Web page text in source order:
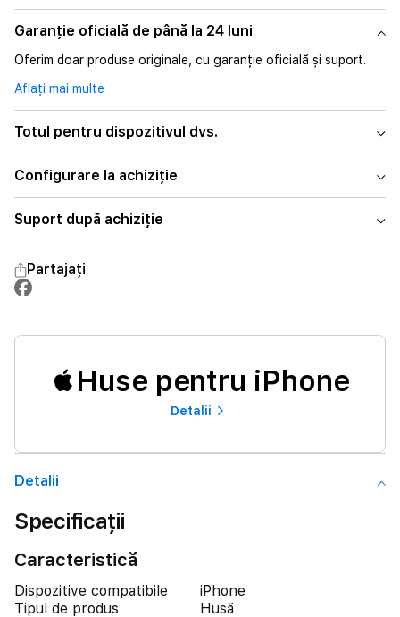
Garanție oficială de până la 24 luni
Oferim doar produse originale, cu garanție oficială și suport.
Aflați mai multe
Totul pentru dispozitivul dvs.
Configurare la achiziție
Suport după achiziție
Partajați
Huse pentru iPhone
Detalii
Detalii
Specificații
Caracteristică
Dispozitive compatibile
iPhone
Tipul de produs
Husă